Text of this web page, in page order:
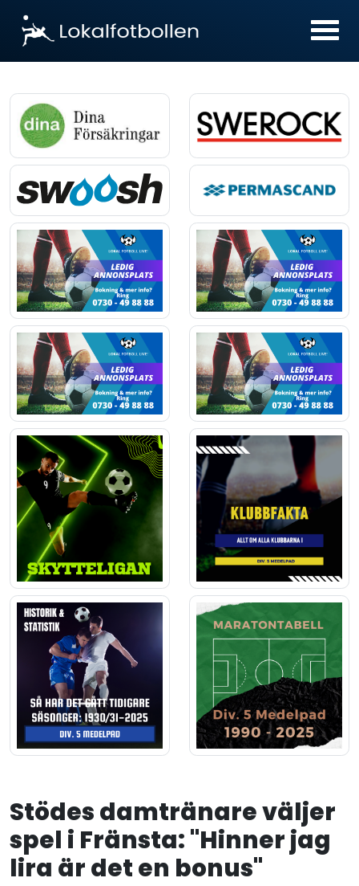
Stödes damtränare väljer
spel i Fränsta: "Hinner jag
lira är det en bonus"